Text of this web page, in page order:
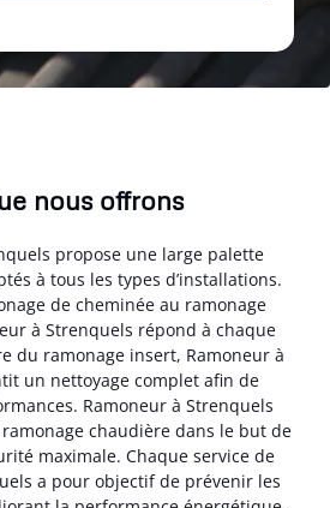
nous offrons
propose une large palette
à tous les types d’installations.
de cheminée au ramonage
à Strenquels répond à chaque
du ramonage insert, Ramoneur à
un nettoyage complet afin de
Ramoneur à Strenquels
chaudière dans le but de
maximale. Chaque service de
a pour objectif de prévenir les